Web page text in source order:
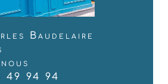
Baudelaire
49 94 94